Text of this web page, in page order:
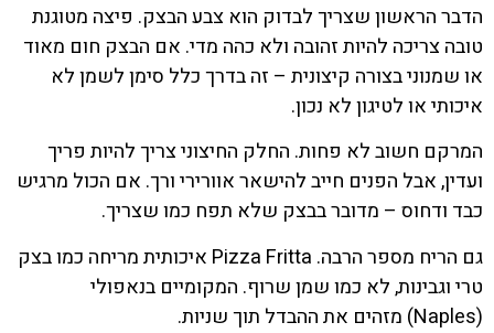
הדבר הראשון שצריך לבדוק הוא צבע הבצק. פיצה מטוגנת
טובה צריכה להיות זהובה ולא כהה מדי. אם הבצק חום מאוד
או שמנוני בצורה קיצונית – זה בדרך כלל סימן לשמן לא
איכותי או לטיגון לא נכון.
המרקם חשוב לא פחות. החלק החיצוני צריך להיות פריך
ועדין, אבל הפנים חייב להישאר אוורירי ורך. אם הכול מרגיש
כבד ודחוס – מדובר בבצק שלא תפח כמו שצריך.
גם הריח מספר הרבה. Pizza Fritta איכותית מריחה כמו בצק
טרי וגבינות, לא כמו שמן שרוף. המקומיים בנאפולי
(Naples) מזהים את ההבדל תוך שניות.